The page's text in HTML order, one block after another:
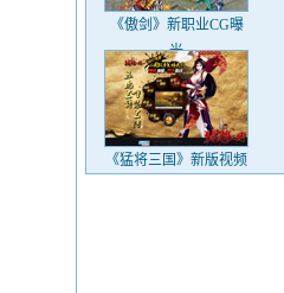
《傲剑》新职业CG曝
光
《猛将三国》新版视频